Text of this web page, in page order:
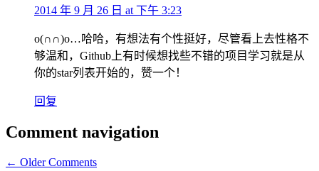
2014 年 9 月 26 日 at 下午 3:23
o(∩∩)o…哈哈，有想法有个性挺好，尽管看上去性格不
够温和，Github上有时候想找些不错的项目学习就是从
你的star列表开始的，赞一个！
回复
Comment navigation
← Older Comments